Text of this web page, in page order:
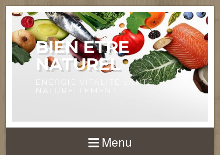
BIEN ETRE
NATUREL
ENERGIE VITALITÉ SANTÉ
Menu